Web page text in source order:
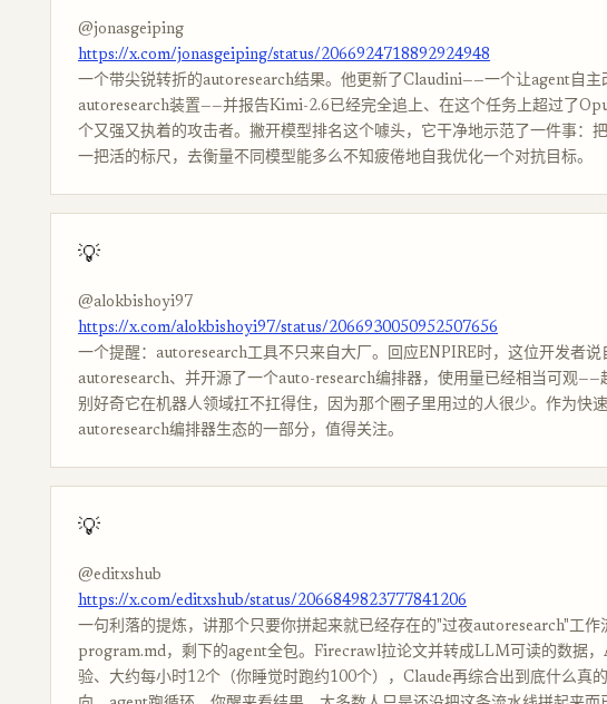
@jonasgeiping
https://x.com/jonasgeiping/status/2066924718892924948
一个带尖锐转折的autoresearch结果。他更新了Claudini——一个让agent自主
autoresearch装置——并报告Kimi-2.6已经完全追上、在这个任务上超过了
个又强又执着的攻击者。撇开模型排名这个噱头，它干净地示范了一件事：
一把活的标尺，去衡量不同模型能多么不知疲倦地自我优化一个对抗目标。
💡
@alokbishoyi97
https://x.com/alokbishoyi97/status/2066930050952507656
一个提醒：autoresearch工具不只来自大厂。回应ENPIRE时，这位开发者说
autoresearch、并开源了一个auto-research编排器，使用量已经相当可观——
别好奇它在机器人领域扛不扛得住，因为那个圈子里用过的人很少。作为快
autoresearch编排器生态的一部分，值得关注。
💡
@editxshub
https://x.com/editxshub/status/2066849823777841206
一句利落的提炼，讲那个只要你拼起来就已经存在的"过夜autoresearch"工作
program.md，剩下的agent全包。Firecrawl拉论文并转成LLM可读的数据，
验、大约每小时12个（你睡觉时跑约100个），Claude再综合出到底什么真